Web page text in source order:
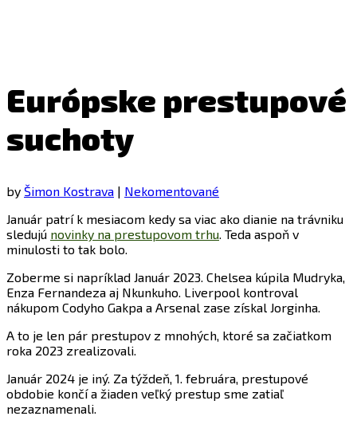
Európske prestupové
suchoty
by Šimon Kostrava | Nekomentované
Január patrí k mesiacom kedy sa viac ako dianie na trávniku
sledujú novinky na prestupovom trhu. Teda aspoň v
minulosti to tak bolo.
Zoberme si napríklad Január 2023. Chelsea kúpila Mudryka,
Enza Fernandeza aj Nkunkuho. Liverpool kontroval
nákupom Codyho Gakpa a Arsenal zase získal Jorginha.
A to je len pár prestupov z mnohých, ktoré sa začiatkom
roka 2023 zrealizovali.
Január 2024 je iný. Za týždeň, 1. februára, prestupové
obdobie končí a žiaden veľký prestup sme zatiaľ
nezaznamenali.